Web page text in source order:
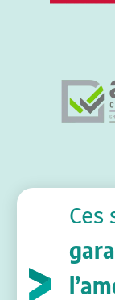
Ces